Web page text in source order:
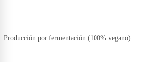
Producción por fermentación (100% vegano)